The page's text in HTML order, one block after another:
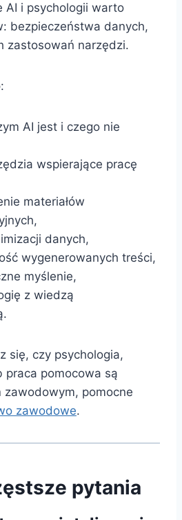
AI i psychologii warto
bezpieczeństwa danych,
zastosowań narzędzi.
AI jest i czego nie
wspierające pracę
materiałów
danych,
wygenerowanych treści,
myślenie,
z wiedzą
się, czy psychologia,
praca pomocowa są
zawodowym, pomocne
zawodowe.
pytania